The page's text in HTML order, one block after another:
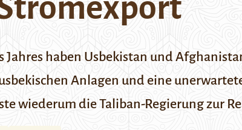
Jahres haben Usbekistan und
Anlagen und eine
wiederum die Taliban-Regierung zur